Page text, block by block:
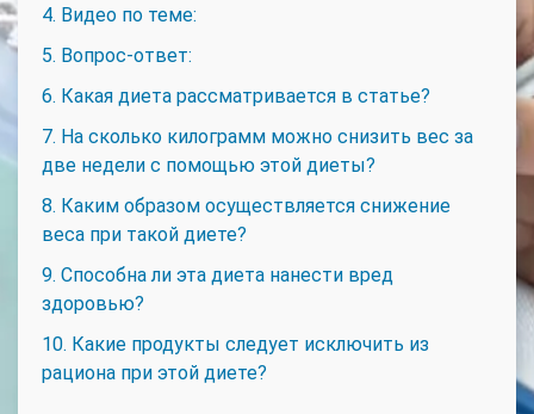
4. Видео по теме:
5. Вопрос-ответ:
6. Какая диета рассматривается в статье?
7. На сколько килограмм можно снизить вес за
две недели с помощью этой диеты?
8. Каким образом осуществляется снижение
веса при такой диете?
9. Способна ли эта диета нанести вред
здоровью?
10. Какие продукты следует исключить из
рациона при этой диете?